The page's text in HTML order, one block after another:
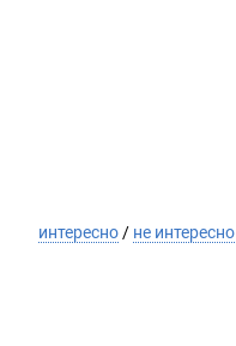
интересно / не интересно